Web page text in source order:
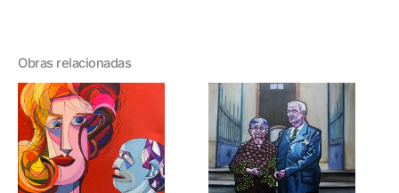
Obras relacionadas